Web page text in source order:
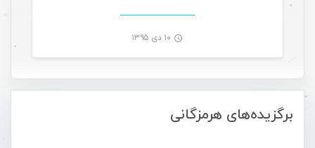
برگزیده‌های هرمزگانی
۱۰ دی ۱۳۹۵